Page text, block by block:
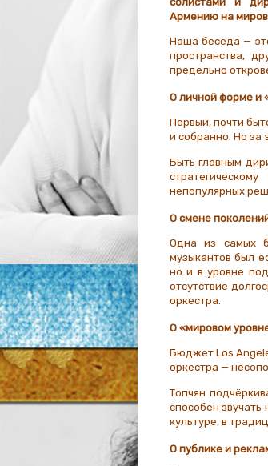
Армению на
Наша беседа —
пространства,
предельно
О личной форме и
Первый, почти
и собранно. Но за
Быть главным
непопулярных
О смене
Одна из самых
музыкантов был
но и в уровне
отсутствие
оркестра.
О «мировом
БюджетLos
оркестра —
Топчян
способен звучать
культуре, в
О публике и